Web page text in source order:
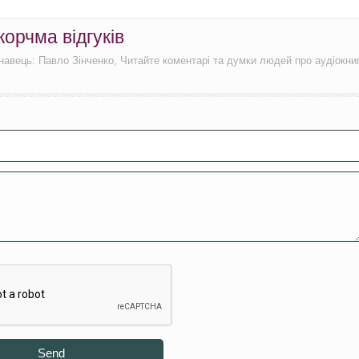
відгуків
Павло Зінченко, Читайте коментарі та думки людей про
Send